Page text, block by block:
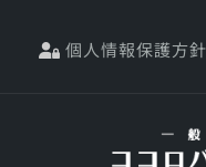
個人情報保護方針